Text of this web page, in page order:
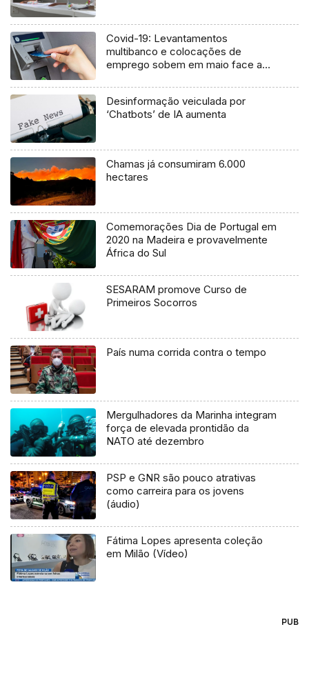
Covid-19: Levantamentos
multibanco e colocações de
emprego sobem em maio face a
Desinformação veiculada por
‘Chatbots’ de IA aumenta
Chamas já consumiram 6.000
hectares
Comemorações Dia de Portugal em
2020 na Madeira e provavelmente
África do Sul
SESARAM promove Curso de
Primeiros Socorros
País numa corrida contra o tempo
Mergulhadores da Marinha integram
força de elevada prontidão da
NATO até dezembro
PSP e GNR são pouco atrativas
como carreira para os jovens
(áudio)
Fátima Lopes apresenta coleção
em Milão (Vídeo)
PUB